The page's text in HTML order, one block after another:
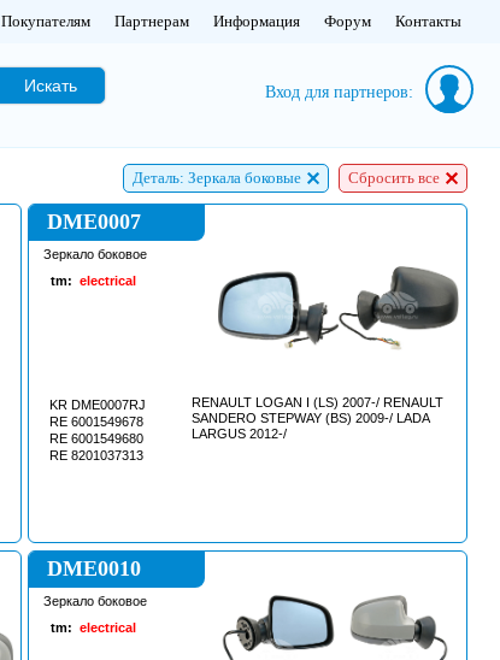
Покупателям Партнерам Информация Форум Контакты
Искать Вход для партнеров:
Деталь: Зеркала боковые Сбросить все
DME0007
Зеркало боковое
tm: electrical
KR DME0007RJ
RE 6001549678
RE 6001549680
RE 8201037313
RENAULT LOGAN I (LS) 2007-/ RENAULT
SANDERO STEPWAY (BS) 2009-/ LADA
LARGUS 2012-/
DME0010
Зеркало боковое
tm: electrical